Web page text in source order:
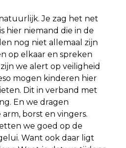
Je zag het net
hier niemand die in de
nog niet allemaal zijn
op elkaar en spreken
we alert op veiligheid
mogen kinderen hier
Dit in verband met
En we dragen
borst en vingers.
we goed op de
Want ook daar ligt